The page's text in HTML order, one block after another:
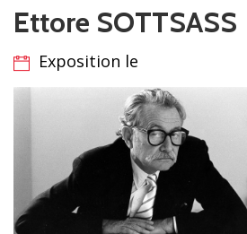
Ettore SOTTSASS
Exposition le